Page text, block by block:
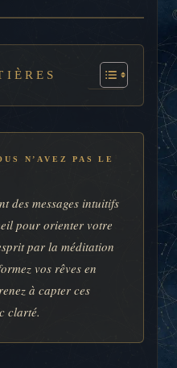
N’AVEZ PAS LE
des messages intuitifs
pour orienter votre
par la méditation
vos rêves en
à capter ces
clarté.